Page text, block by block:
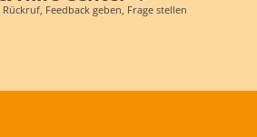
Feedback geben, Frage stellen